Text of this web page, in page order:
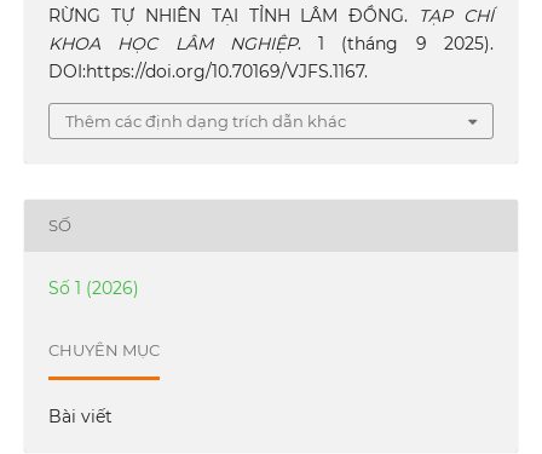
RỪNG TỰ NHIÊN TẠI TỈNH LÂM ĐỒNG.
TẠP CHÍ
KHOA HỌC LÂM NGHIỆP. 1 (tháng 9 2025).
DOI:https://doi.org/10.70169/VJFS.1167.
Thêm các định dạng trích dẫn khác
SỐ
Số 1 (2026)
CHUYÊN MỤC
Bài viết